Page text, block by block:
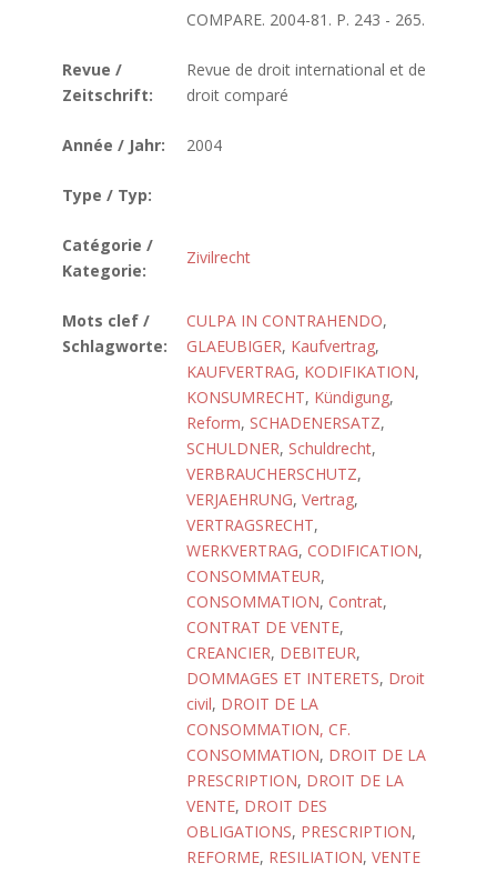
COMPARE. 2004-81. P. 243 - 265.
Revue /
Zeitschrift:
Revue de droit international et de
droit comparé
Année / Jahr: 2004
Type / Typ:
Catégorie /
Kategorie:
Zivilrecht
Mots clef /
Schlagworte:
CULPA IN CONTRAHENDO,
GLAEUBIGER, Kaufvertrag,
KAUFVERTRAG, KODIFIKATION,
KONSUMRECHT, Kündigung,
Reform, SCHADENERSATZ,
SCHULDNER, Schuldrecht,
VERBRAUCHERSCHUTZ,
VERJAEHRUNG, Vertrag,
VERTRAGSRECHT,
WERKVERTRAG, CODIFICATION,
CONSOMMATEUR,
CONSOMMATION, Contrat,
CONTRAT DE VENTE,
CREANCIER, DEBITEUR,
DOMMAGES ET INTERETS, Droit
civil, DROIT DE LA
CONSOMMATION, CF.
CONSOMMATION, DROIT DE LA
PRESCRIPTION, DROIT DE LA
VENTE, DROIT DES
OBLIGATIONS, PRESCRIPTION,
REFORME, RESILIATION, VENTE